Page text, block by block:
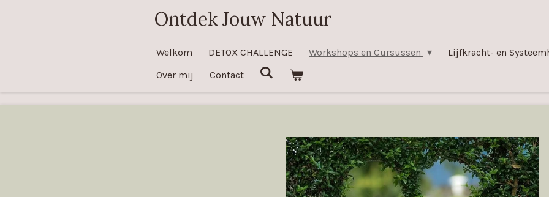
Ontdek Jouw Natuur
Welkom DETOX CHALLENGE Workshops en Cursussen Lijfkracht- en
Over mij
Contact